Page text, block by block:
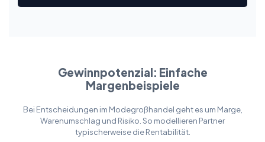
Gewinnpotenzial: Einfache
Margenbeispiele
Bei Entscheidungen im Modegroßhandel geht es um Marge,
Warenumschlag und Risiko. So modellieren Partner
typischerweise die Rentabilität.